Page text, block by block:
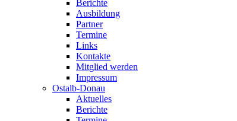
Berichte
Ausbildung
Partner
Termine
Links
Kontakte
Mitglied werden
Impressum
Ostalb-Donau
Aktuelles
Berichte